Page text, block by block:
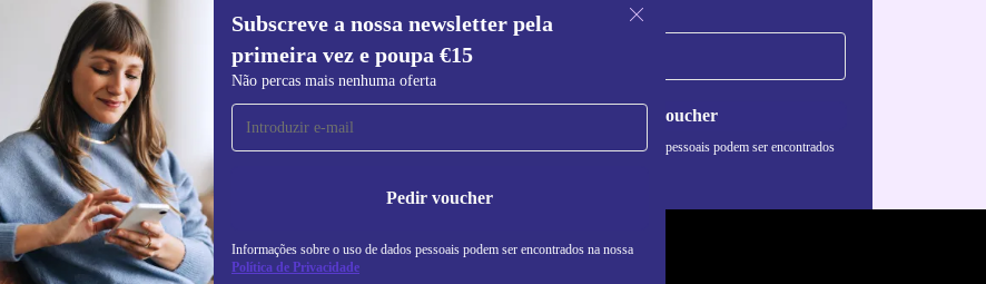
Subscreve a nossa newsletter pela
primeira vez e poupa €15
Não percas mais nenhuma oferta
Pedir voucher
Informações sobre o uso de dados pessoais podem ser encontrados na nossa
Política de Privacidade
Subscreve a nossa newsletter pela
primeira vez e poupa 15€!
Não percas mais nenhuma oferta.
Pedir voucher
Informações sobre o uso de dados pessoais podem ser encontrados
REFURBED PORTUGAL - RETHINK NEW.